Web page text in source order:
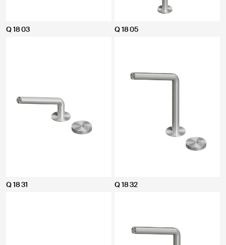
Q 18 03 Q 18 05
Q 18 31 Q 18 32